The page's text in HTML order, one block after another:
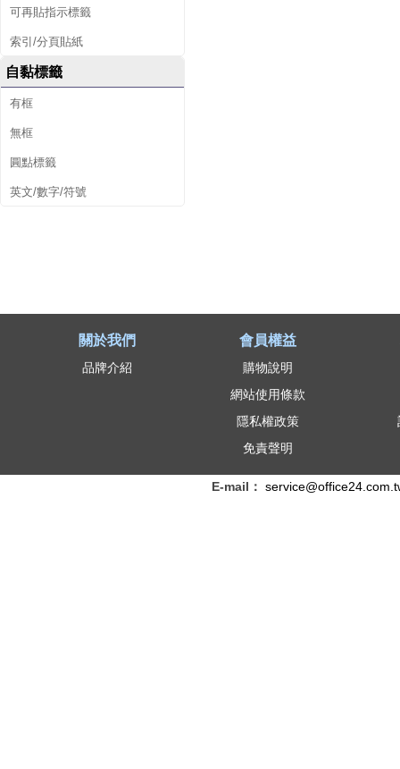
可再貼指示標籤
索引/分頁貼紙
自黏標籤
有框
無框
圓點標籤
英文/數字/符號
關於我們
品牌介紹
會員權益
購物說明
網站使用條款
隱私權政策
免責聲明
E-mail：